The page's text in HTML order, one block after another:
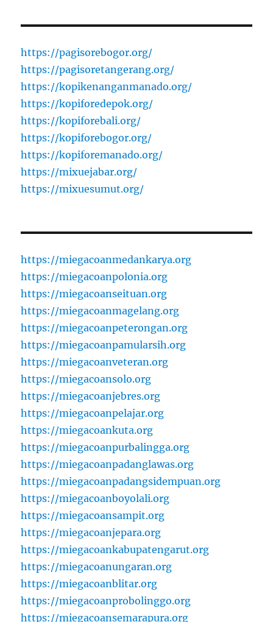
https://pagisorebogor.org/
https://pagisoretangerang.org/
https://kopikenanganmanado.org/
https://kopiforedepok.org/
https://kopiforebali.org/
https://kopiforebogor.org/
https://kopiforemanado.org/
https://mixuejabar.org/
https://mixuesumut.org/
https://miegacoanmedankarya.org
https://miegacoanpolonia.org
https://miegacoanseituan.org
https://miegacoanmagelang.org
https://miegacoanpeterongan.org
https://miegacoanpamularsih.org
https://miegacoanveteran.org
https://miegacoansolo.org
https://miegacoanjebres.org
https://miegacoanpelajar.org
https://miegacoankuta.org
https://miegacoanpurbalingga.org
https://miegacoanpadanglawas.org
https://miegacoanpadangsidempuan.org
https://miegacoanboyolali.org
https://miegacoansampit.org
https://miegacoanjepara.org
https://miegacoankabupatengarut.org
https://miegacoanungaran.org
https://miegacoanblitar.org
https://miegacoanprobolinggo.org
https://miegacoansemarapura.org